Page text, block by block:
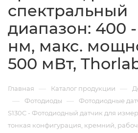
спектральный
диапазон: 400 -
нм, макс.
500 мВт,
Главная — Каталог продукции —
— Фотодиоды — Фотодиодные
S130C - Фотодиодный датчик для
тонкая конфигурация, кремний,